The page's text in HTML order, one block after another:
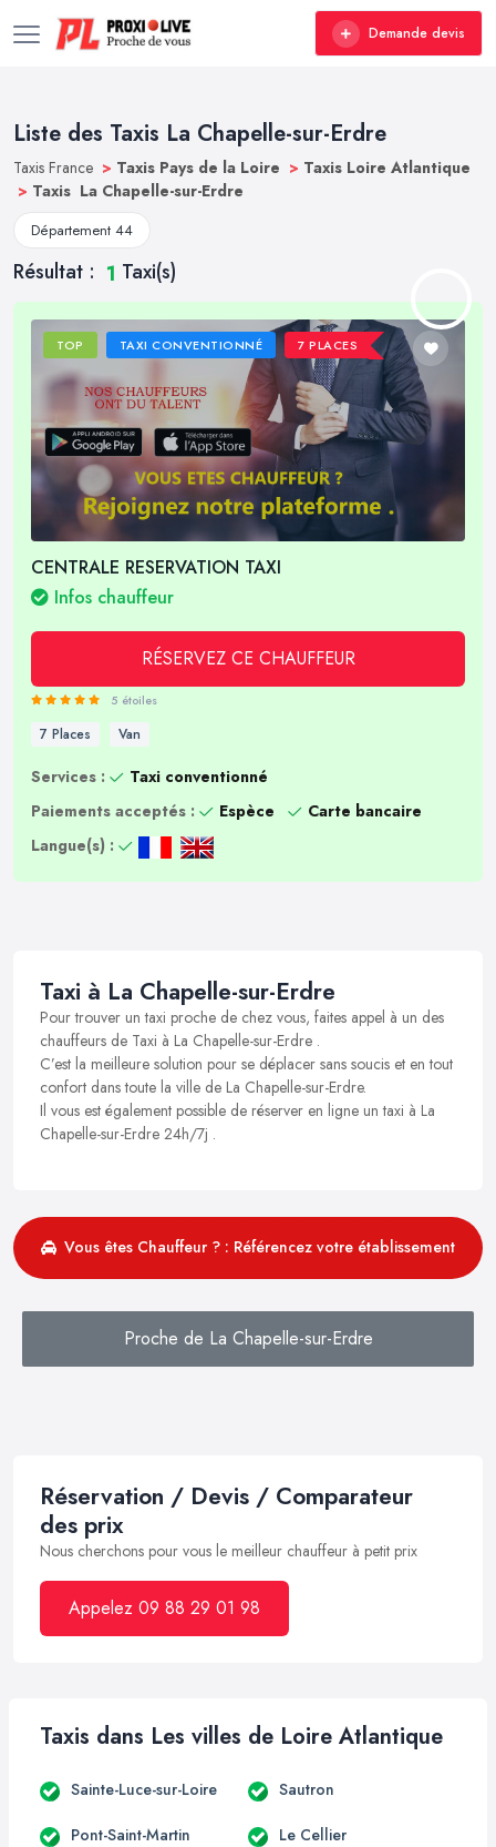
Demande devis
Liste des Taxis La Chapelle-sur-Erdre
Taxis France > Taxis Pays de la Loire > Taxis Loire Atlantique
> Taxis La Chapelle-sur-Erdre
Département 44
Résultat : 1 Taxi(s)
TOP TAXI CONVENTIONNÉ 7 PLACES
CENTRALE RESERVATION TAXI
Infos chauffeur
RÉSERVEZ CE CHAUFFEUR
5 étoiles
7 Places Van
Services :
Taxi conventionné
Paiements acceptés :
Espèce
Carte bancaire
Langue(s) :
Taxi à La Chapelle-sur-Erdre
Pour trouver un taxi proche de chez vous, faites appel à un des
chauffeurs de Taxi à La Chapelle-sur-Erdre .
C’est la meilleure solution pour se déplacer sans soucis et en tout
confort dans toute la ville de La Chapelle-sur-Erdre.
Il vous est également possible de réserver en ligne un taxi à La
Chapelle-sur-Erdre 24h/7j .
Vous êtes Chauffeur ? : Référencez votre établissement
Proche de La Chapelle-sur-Erdre
Réservation / Devis / Comparateur
des prix
Nous cherchons pour vous le meilleur chauffeur à petit prix
Appelez 09 88 29 01 98
Taxis dans Les villes de Loire Atlantique
Sainte-Luce-sur-Loire Sautron
Pont-Saint-Martin Le Cellier